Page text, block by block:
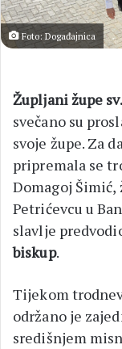
Foto: Događajnica
Župljani župe
svečano su
svoje župe. Za
pripremala se
Domagoj Šimić,
Petrićevcu u
slavlje
biskup.
Tijekom
održano je
središnjem